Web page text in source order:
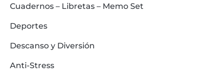
Cuadernos – Libretas – Memo Set
Deportes
Descanso y Diversión
Anti-Stress